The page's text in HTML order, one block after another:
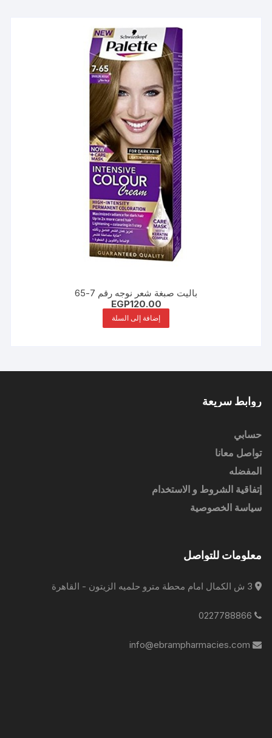
باليت صبغة شعر نوجه رقم 7-65
EGP120.00
إضافة إلى السلة
روابط سريعة
حسابي
تواصل معانا
المفضله
إتفاقية الشروط و الاستخدام
سياسة الخصوصية
معلومات للتواصل